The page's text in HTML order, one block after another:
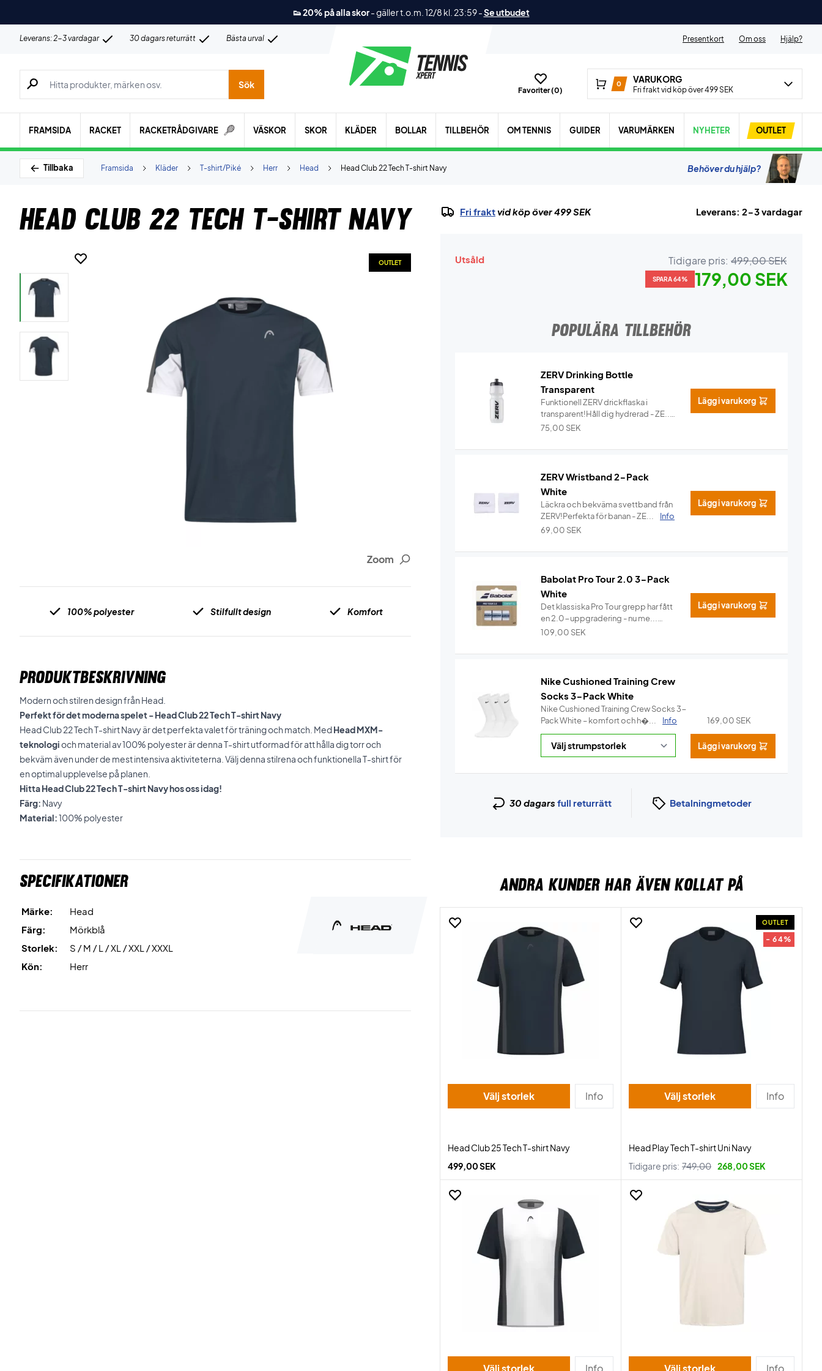
👟 20% på alla skor-gäller t.o.m. 12/8 kl. 23:59-Se utbudet
Leverans: 2-3 vardagar 30 dagars returrätt Bästa urval Presentkort Om oss Hjälp?
Sök efter produkter, märken osv.
Sök
Favoriter (0)
0 VARUKORG
Fri frakt vid köp över 499 SEK
FRAMSIDA RACKET RACKETRÅDGIVARE VÄSKOR SKOR KLÄDER BOLLAR TILLBEHÖR OM TENNIS GUIDER VARUMÄRKEN NYHETER OUTLET
Tillbaka Head Club 22 Tech T-shirt Navy
Head
Herr
T-shirt/Piké
Kläder
Framsida Behöver du hjälp?
Head Club 22 Tech T-shirt Navy
Zoom
OUTLET
100% polyester Stilfullt design Komfort
PRODUKTBESKRIVNING
Modern och stilren design från Head.
Perfekt för det moderna spelet - Head Club 22 Tech T-shirt Navy
Head Club 22 Tech T-shirt Navy är det perfekta valet för träning och match. MedHead MXM-
teknologioch material av 100% polyester är denna T-shirt utformad för att hålla dig torr och
bekväm även under de mest intensiva aktiviteterna. Välj denna stilrena och funktionella T-shirt för
en optimal upplevelse på planen.
Hitta Head Club 22 Tech T-shirt Navy hos oss idag!
Färg: Navy
Material:100% polyester
Specifikationer
Märke:
Head
Färg:
Mörkblå
Storlek:
S / M / L / XL / XXL / XXXL
Kön:
Herr
Fri fraktvid köp över 499 SEK Leverans: 2-3 vardagar
Utsåld Tidigare pris: 499,00 SEK
SPARA 64% 179,00 SEK
POPULÄRA TILLBEHÖR
ZERV Drinking Bottle
Transparent
Funktionell ZERV drickflaska i
transparent!Håll dig hydrerad - ZE...
Info
75,00 SEK
Lägg i varukorg
ZERV Wristband 2-Pack
White
Läckra och bekväma svettband från
ZERV!Perfekta för banan - ZE...
Info
69,00 SEK
Lägg i varukorg
Babolat Pro Tour 2.0 3-Pack
White
Det klassiska Pro Tour grepp har fått
en 2.0-uppgradering - nu me...
Info
109,00 SEK
Lägg i varukorg
Nike Cushioned Training Crew
Socks 3-Pack White
Nike Cushioned Training Crew Socks 3-
Pack White – komfort och h�...
Info 169,00 SEK
Lägg i varukorg
30 dagars full returrätt Betalningmetoder
ANDRA KUNDER HAR ÄVEN KOLLAT PÅ
Välj storlek Info
Head Club 25 Tech T-shirt Navy
499,00 SEK
OUTLET
- 64%
Välj storlek Info
Head Play Tech T-shirt Uni Navy
Tidigare pris: 749,00 268,00 SEK
Välj storlek Info Välj storlek Info